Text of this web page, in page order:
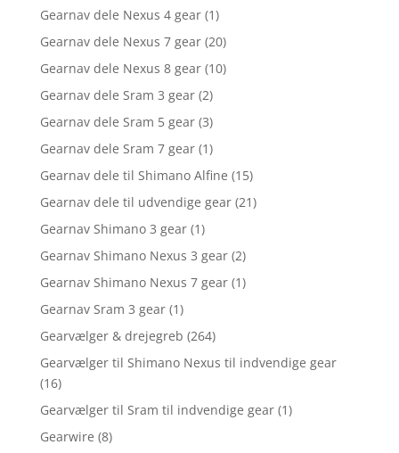
Gearnav dele Nexus 4 gear (1)
Gearnav dele Nexus 7 gear (20)
Gearnav dele Nexus 8 gear (10)
Gearnav dele Sram 3 gear (2)
Gearnav dele Sram 5 gear (3)
Gearnav dele Sram 7 gear (1)
Gearnav dele til Shimano Alfine (15)
Gearnav dele til udvendige gear (21)
Gearnav Shimano 3 gear (1)
Gearnav Shimano Nexus 3 gear (2)
Gearnav Shimano Nexus 7 gear (1)
Gearnav Sram 3 gear (1)
Gearvælger & drejegreb (264)
Gearvælger til Shimano Nexus til indvendige gear
(16)
Gearvælger til Sram til indvendige gear (1)
Gearwire (8)